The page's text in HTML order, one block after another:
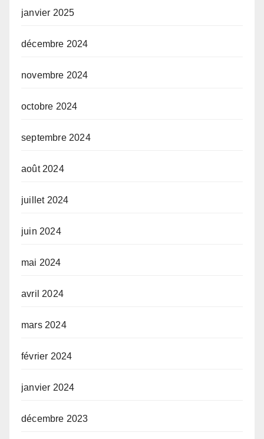
janvier 2025
décembre 2024
novembre 2024
octobre 2024
septembre 2024
août 2024
juillet 2024
juin 2024
mai 2024
avril 2024
mars 2024
février 2024
janvier 2024
décembre 2023